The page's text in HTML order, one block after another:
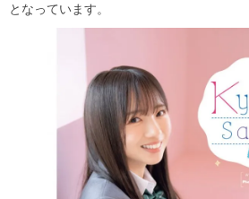
となっています。